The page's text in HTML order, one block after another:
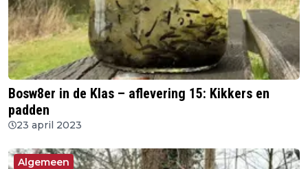
Bosw8er in de Klas – aflevering 15: Kikkers en
padden
23 april 2023
Algemeen